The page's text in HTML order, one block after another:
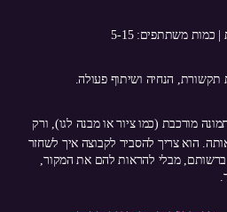
תקשורת, הנחיה ושיתוף פעולה.
מורכבת (כמו ציור או מבנה לגו), ורק
הוא צריך להסביר לקבוצה איך לשחזר
מבלי להראות להם את המקור,